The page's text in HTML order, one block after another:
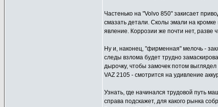
Частенько на "Volvo 850" закисает
смазать детали. Сколы эмали на
явление. Коррозии же почти нет, разве
Ну и, наконец, "фирменная" мелочь -
следы взлома будет трудно
дырочку, чтобы замочек потом
VAZ 2105 - смотрится на удивление
Узнать, где начинался трудовой путь
справа подскажет, для какого рынка